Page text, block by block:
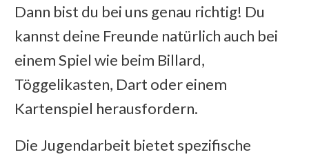
Dann bist du bei uns genau richtig! Du
kannst deine Freunde natürlich auch bei
einem Spiel wie beim Billard,
Töggelikasten, Dart oder einem
Kartenspiel herausfordern.
Die Jugendarbeit bietet spezifische